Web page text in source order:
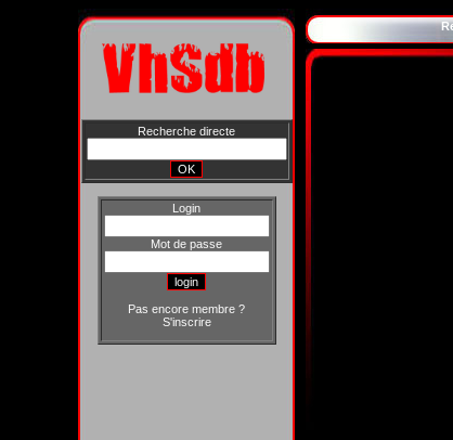
Recherche directe
Login
Mot de passe
Pas encore membre ?
S'inscrire